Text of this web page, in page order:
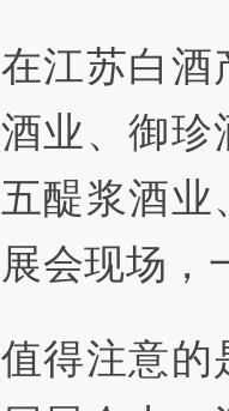
在江苏白酒
酒业、御珍
五醍浆酒业
展会现场，
值得注意的